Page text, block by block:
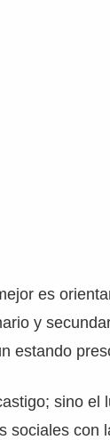
es
y
estando
sino el
sociales con